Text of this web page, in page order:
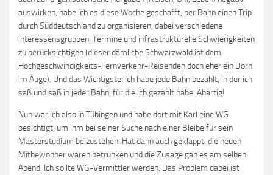
auswirken, habe ich es diese Woche geschafft, per Bahn einen Trip
durch Süddeutschland zu organisieren, dabei verschiedene
Interessensgruppen, Termine und infrastrukturelle Schwierigkeiten
zu berücksichtigen (dieser dämliche Schwarzwald ist dem
Hochgeschwindigkeits-Fernverkehr-Reisenden doch eher ein Dorn
im Auge). Und das Wichtigste: Ich habe jede Bahn bezahlt, in der ich
saß und saß in jeder Bahn, für die ich gezahlt habe. Abartig!
Nun war ich also in Tübingen und habe dort mit Karl eine WG
besichtigt, um ihm bei seiner Suche nach einer Bleibe für sein
Masterstudium beizustehen. Hat dann auch geklappt, die neuen
Mitbewohner waren betrunken und die Zusage gab es am selben
Abend. Ich sollte WG-Vermittler werden. Das Problem dabei ist